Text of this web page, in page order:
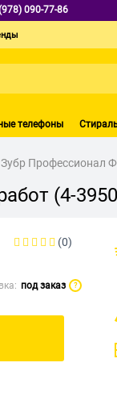
090-77-86
телефоны
Профессионал
(4-
(0)
под заказ ?